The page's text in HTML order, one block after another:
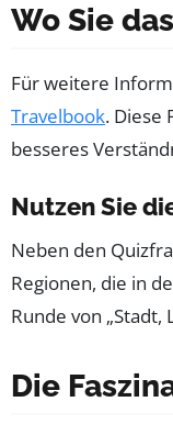
Wo Sie
Für weitere
Travelbook. Diese
besseres
Nutzen Sie
Neben den
Regionen, die in
Runde von „Stadt,
Die